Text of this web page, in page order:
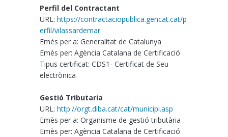
Perfil del Contractant
URL:https://contractaciopublica.gencat.cat/p
erfil/vilassardemar
Emès per a: Generalitat de Catalunya
Emès per: Agència Catalana de Certificació
Tipus certificat: CDS1- Certificat de Seu
electrònica
Gestió Tributaria
URL: http://orgt.diba.cat/cat/municipi.asp
Emès per a: Organisme de gestió tributària
Emès per: Agència Catalana de Certificació